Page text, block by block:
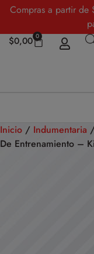
Compras a partir de
$0,00 0
Inicio / Indumentaria
De Entrenamiento –